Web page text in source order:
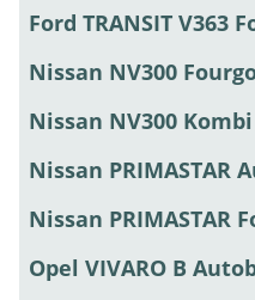
Ford TRANSIT V363
Nissan NV300
Nissan NV300 Kombi
Nissan PRIMASTAR
Nissan PRIMASTAR
Opel VIVARO B